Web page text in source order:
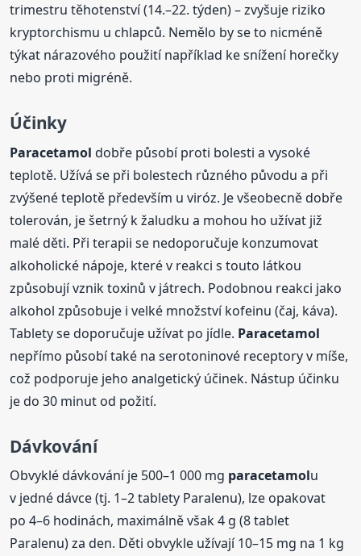
trimestru těhotenství (14.–22. týden) – zvyšuje riziko
kryptorchismu u chlapců. Nemělo by se to nicméně
týkat nárazového použití například ke snížení horečky
nebo proti migréně.
Účinky
Paracetamol dobře působí proti bolesti a vysoké
teplotě. Užívá se při bolestech různého původu a při
zvýšené teplotě především u viróz. Je všeobecně dobře
tolerován, je šetrný k žaludku a mohou ho užívat již
malé děti. Při terapii se nedoporučuje konzumovat
alkoholické nápoje, které v reakci s touto látkou
způsobují vznik toxinů v játrech. Podobnou reakci jako
alkohol způsobuje i velké množství kofeinu (čaj, káva).
Tablety se doporučuje užívat po jídle. Paracetamol
nepřímo působí také na serotoninové receptory v míše,
což podporuje jeho analgetický účinek. Nástup účinku
je do 30 minut od požití.
Dávkování
Obvyklé dávkování je 500–1 000 mg paracetamolu
v jedné dávce (tj. 1–2 tablety Paralenu), lze opakovat
po 4–6 hodinách, maximálně však 4 g (8 tablet
Paralenu) za den. Děti obvykle užívají 10–15 mg na 1 kg